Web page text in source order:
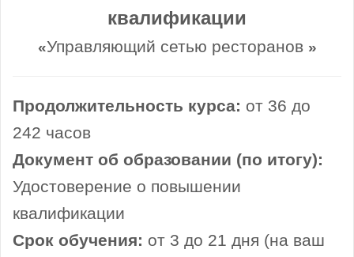
квалификации
«Управляющий сетью ресторанов »
Продолжительность курса: от 36 до
242 часов
Документ об образовании (по итогу):
Удостоверение о повышении
квалификации
Срок обучения: от 3 до 21 дня (на ваш